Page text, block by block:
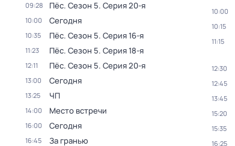
09:28 Пёс. Сезон 5. Серия 20-я
10:00 Сегодня
10:35 Пёс. Сезон 5. Серия 16-я
11:23 Пёс. Сезон 5. Серия 18-я
12:11 Пёс. Сезон 5. Серия 20-я
13:00 Сегодня
13:25 ЧП
14:00 Место встречи
16:00 Сегодня
16:45 За гранью
10:00
10:15
11:15
12:30
12:45
13:45
15:20
15:35
16:25